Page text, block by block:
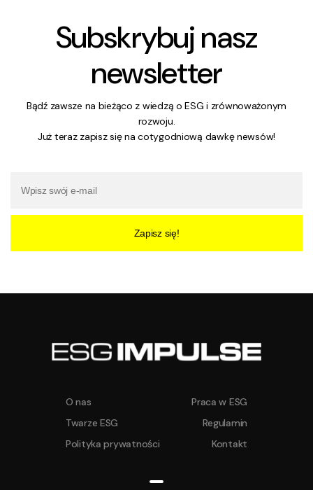
Subskrybuj nasz
newsletter
Bądź zawsze na bieżąco z wiedzą o ESG i zrównoważonym
rozwoju.
Już teraz zapisz się na cotygodniową dawkę newsów!
Zapisz się!
O nas
Praca w ESG
Twarze ESG
Regulamin
Polityka prywatności
Kontakt